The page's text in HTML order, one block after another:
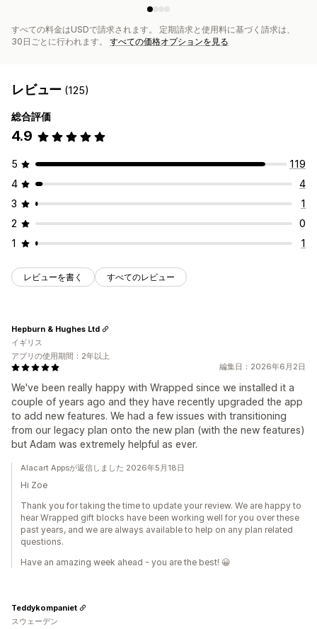
すべての料金はUSDで請求されます。 定期請求と使用料に基づく請求は、
30日ごとに行われます。 すべての価格オプションを見る
レビュー (125)
総合評価
4.9
5
119
4
4
3
1
2
0
1
1
レビューを書く すべてのレビュー
編集日：2026年6月2日
We've been really happy with Wrapped since we installed it a
couple of years ago and they have recently upgraded the app
to add new features. We had a few issues with transitioning
from our legacy plan onto the new plan (with the new features)
but Adam was extremely helpful as ever.
Hepburn & Hughes Ltd
イギリス
アプリの使用期間：2年以上
Alacart Appsが返信しました 2026年5月18日
Hi Zoe
Thank you for taking the time to update your review. We are happy to
hear Wrapped gift blocks have been working well for you over these
past years, and we are always available to help on any plan related
questions.
Have an amazing week ahead - you are the best! 😀
Teddykompaniet
スウェーデン